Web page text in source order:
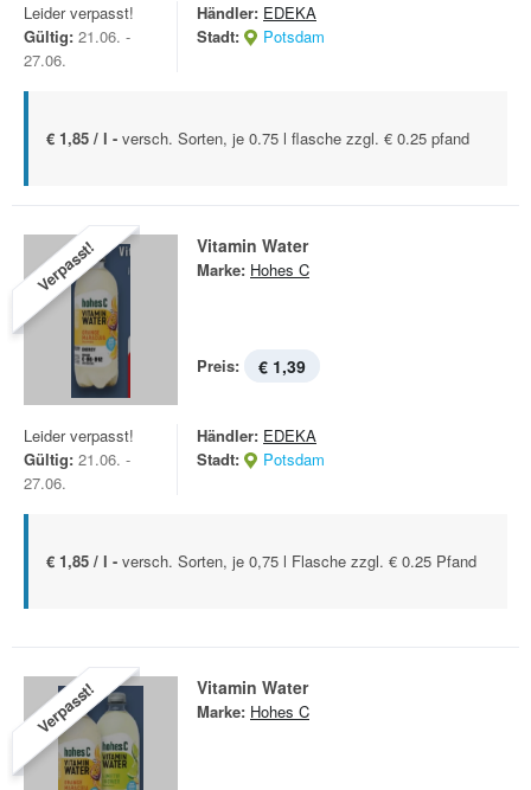
Leider verpasst!
Gültig: 21.06. -
27.06.
Händler: EDEKA
Stadt:
Potsdam
€ 1,85 / l - versch. Sorten, je 0.75 l flasche zzgl. € 0.25 pfand
Verpasst! Vitamin Water
Marke: Hohes C
Preis: € 1,39
Leider verpasst!
Gültig: 21.06. -
27.06.
Händler: EDEKA
Stadt:
Potsdam
€ 1,85 / l - versch. Sorten, je 0,75 l Flasche zzgl. € 0.25 Pfand
Verpasst! Vitamin Water
Marke: Hohes C